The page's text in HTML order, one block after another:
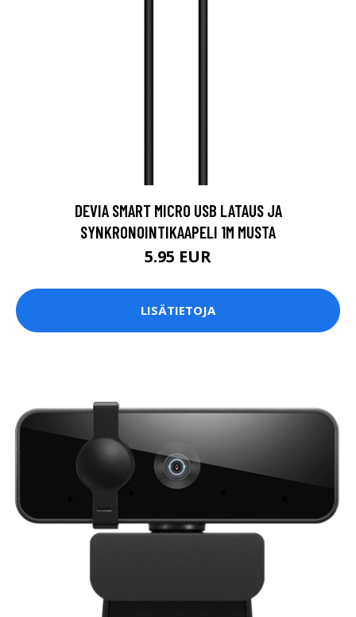
DEVIA SMART MICRO USB LATAUS JA
SYNKRONOINTIKAAPELI 1M MUSTA
5.95 EUR
LISÄTIETOJA